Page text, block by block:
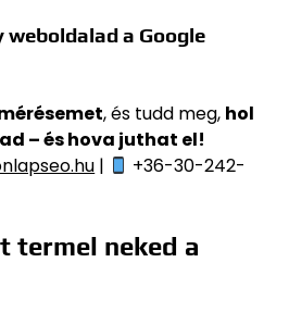
weboldalad a Google
, és tudd meg, hol
– és hova juthat el!
|
+36-30-242-
termel neked a